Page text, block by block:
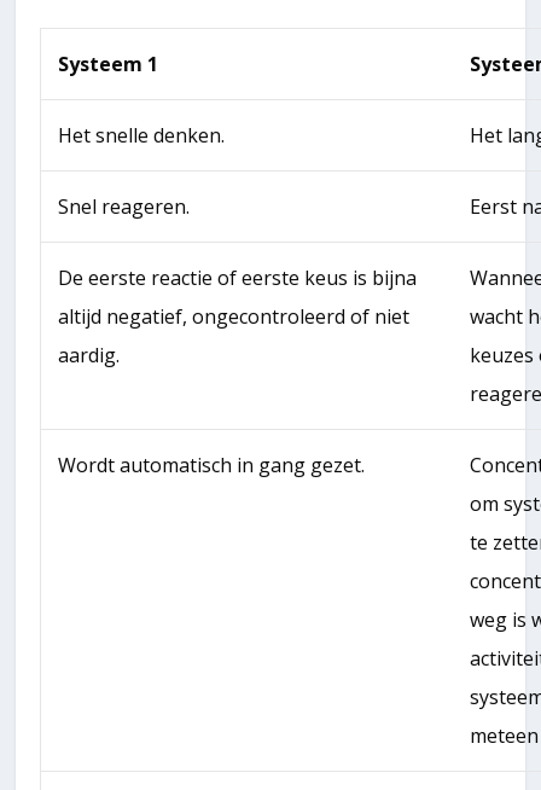
Systeem 1
Het snelle denken. Het
Snel reageren. Eerst
De eerste reactie of eerste keus is bijna
altijd negatief, ongecontroleerd of niet
aardig.
wacht
keuzes
Wordt automatisch in gang gezet.
om
te
weg is